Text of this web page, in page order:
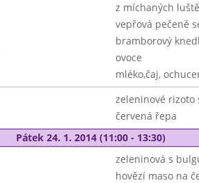
z míchaných
vepřová pečeně
bramborový
ovoce
mléko,čaj,
zeleninové rizoto
červená řepa
Pátek 24. 1. 2014 (11:00 - 13:30)
zeleninová s
hovězí maso na